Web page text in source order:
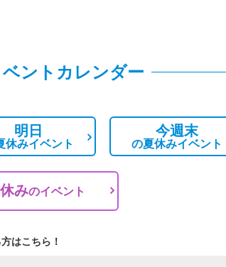
ントカレンダー
明日
休みイベント
今週末
の夏休みイベント
みのイベント
はこちら！